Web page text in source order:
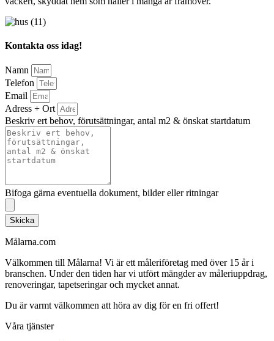
Kontakta oss idag!
Namn
Telefon
Email
Adress + Ort
Beskriv ert behov, förutsättningar, antal m2 & önskat startdatum
Bifoga gärna eventuella dokument, bilder eller ritningar
Skicka
Målarna.com
Välkommen till Målarna! Vi är ett måleriföretag med över 15 år i
branschen. Under den tiden har vi utfört mängder av måleriuppdrag,
renoveringar, tapetseringar och mycket annat.
Du är varmt välkommen att höra av dig för en fri offert!
Våra tjänster